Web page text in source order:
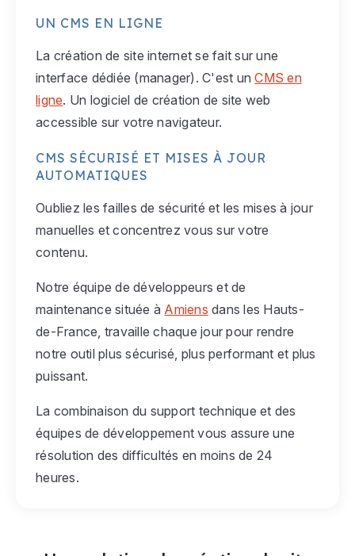
UN CMS EN LIGNE
La création de site internet se fait sur une
interface dédiée (manager). C'est unCMS en
ligne. Un logiciel de création de site web
accessible sur votre navigateur.
CMS SÉCURISÉ ET MISES À JOUR
AUTOMATIQUES
Oubliez les failles de sécurité et les mises à jour
manuelles et concentrez vous sur votre
contenu.
Notre équipe de développeurs et de
maintenance située à Amiens dans les Hauts-
de-France, travaille chaque jour pour rendre
notre outil plus sécurisé, plus performant et plus
puissant.
La combinaison du support technique et des
équipes de développement vous assure une
résolution des difficultés en moins de 24
heures.